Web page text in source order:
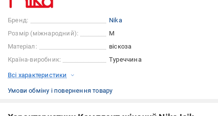
Бренд:
Nika
Розмір (міжнародний):
M
Матеріал:
віскоза
Країна-виробник:
Туреччина
Всі характеристики
Умови обміну і повернення товару